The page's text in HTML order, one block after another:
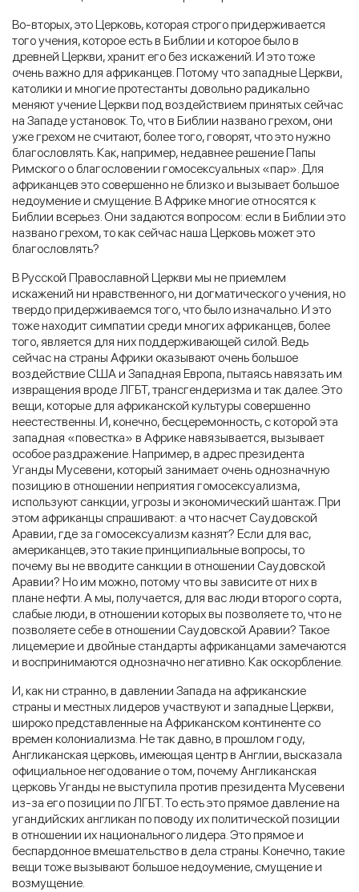
Во-вторых, это Церковь, которая строго придерживается
того учения, которое есть в Библии и которое было в
древней Церкви, хранит его без искажений. И это тоже
очень важно для африканцев. Потому что западные Церкви,
католики и многие протестанты довольно радикально
меняют учение Церкви под воздействием принятых сейчас
на Западе установок. То, что в Библии названо грехом, они
уже грехом не считают, более того, говорят, что это нужно
благословлять. Как, например, недавнее решение Папы
Римского о благословении гомосексуальных «пар». Для
африканцев это совершенно не близко и вызывает большое
недоумение и смущение. В Африке многие относятся к
Библии всерьез. Они задаются вопросом: если в Библии это
названо грехом, то как сейчас наша Церковь может это
благословлять?
В Русской Православной Церкви мы не приемлем
искажений ни нравственного, ни догматического учения, но
твердо придерживаемся того, что было изначально. И это
тоже находит симпатии среди многих африканцев, более
того, является для них поддерживающей силой. Ведь
сейчас на страны Африки оказывают очень большое
воздействие США и Западная Европа, пытаясь навязать им
извращения вроде ЛГБТ, трансгендеризма и так далее. Это
вещи, которые для африканской культуры совершенно
неестественны. И, конечно, бесцеремонность, с которой эта
западная «повестка» в Африке навязывается, вызывает
особое раздражение. Например, в адрес президента
Уганды Мусевени, который занимает очень однозначную
позицию в отношении неприятия гомосексуализма,
используют санкции, угрозы и экономический шантаж. При
этом африканцы спрашивают: а что насчет Саудовской
Аравии, где за гомосексуализм казнят? Если для вас,
американцев, это такие принципиальные вопросы, то
почему вы не вводите санкции в отношении Саудовской
Аравии? Но им можно, потому что вы зависите от них в
плане нефти. А мы, получается, для вас люди второго сорта,
слабые люди, в отношении которых вы позволяете то, что не
позволяете себе в отношении Саудовской Аравии? Такое
лицемерие и двойные стандарты африканцами замечаются
и воспринимаются однозначно негативно. Как оскорбление.
И, как ни странно, в давлении Запада на африканские
страны и местных лидеров участвуют и западные Церкви,
широко представленные на Африканском континенте со
времен колониализма. Не так давно, в прошлом году,
Англиканская церковь, имеющая центр в Англии, высказала
официальное негодование о том, почему Англиканская
церковь Уганды не выступила против президента Мусевени
из-за его позиции по ЛГБТ. То есть это прямое давление на
угандийских англикан по поводу их политической позиции
в отношении их национального лидера. Это прямое и
беспардонное вмешательство в дела страны. Конечно, такие
вещи тоже вызывают большое недоумение, смущение и
возмущение.